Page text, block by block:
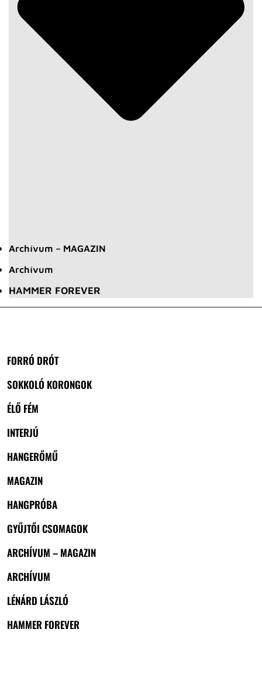
Archívum – MAGAZIN
Archívum
HAMMER FOREVER
FORRÓ DRÓT
SOKKOLÓ KORONGOK
ÉLŐ FÉM
INTERJÚ
HANGERŐMŰ
MAGAZIN
HANGPRÓBA
GYŰJTŐI CSOMAGOK
ARCHÍVUM – MAGAZIN
ARCHÍVUM
LÉNÁRD LÁSZLÓ
HAMMER FOREVER